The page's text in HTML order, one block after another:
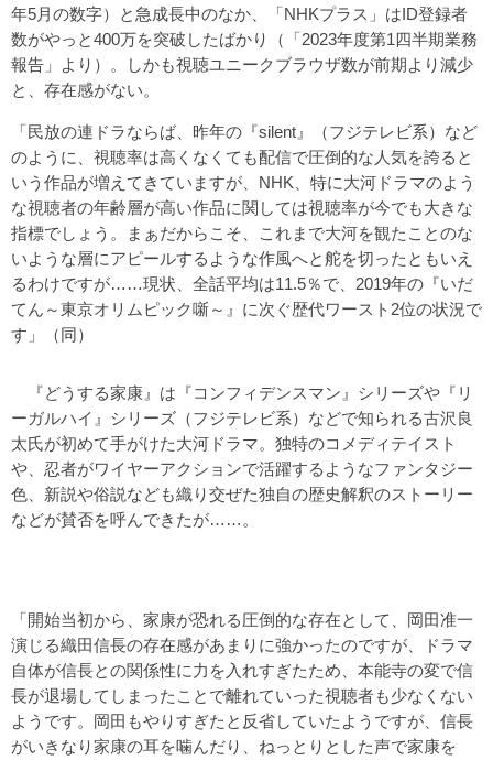
年5月の数字）と急成長中のなか、「NHKプラス」はID登録者
数がやっと400万を突破したばかり（「2023年度第1四半期業務
報告 」より）。しかも視聴ユニークブラウザ数が前期より減少
と、存在感がない。
「民放の連ドラならば、昨年の『silent』（フジテレビ系）など
のように、視聴率は高くなくても配信で圧倒的な人気を誇ると
いう作品が増えてきていますが、NHK、特に大河ドラマのよう
な視聴者の年齢層が高い作品に関しては視聴率が今でも大きな
指標でしょう。まぁだからこそ、これまで大河を観たことのな
いような層にアピールするような作風へと舵を切ったともいえ
るわけですが……現状、全話平均は11.5％で、2019年の『いだ
てん～東京オリムピック噺～』に次ぐ歴代ワースト2位の状況で
す」（同）
『どうする家康』は『コンフィデンスマン』シリーズや『リ
ーガルハイ』シリーズ（フジテレビ系）などで知られる古沢良
太氏が初めて手がけた大河ドラマ。独特のコメディテイスト
や、忍者がワイヤーアクションで活躍するようなファンタジー
色、新説や俗説なども織り交ぜた独自の歴史解釈のストーリー
などが賛否を呼んできたが……。
「開始当初から、家康が恐れる圧倒的な存在として、岡田准一
演じる織田信長の存在感があまりに強かったのですが、ドラマ
自体が信長との関係性に力を入れすぎたため、本能寺の変で信
長が退場してしまったことで離れていった視聴者も少なくない
ようです。岡田もやりすぎたと反省していたようですが、信長
がいきなり家康の耳を噛んだり、ねっとりとした声で家康を